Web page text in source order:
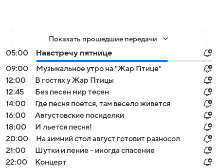
Показать прошедшие передачи
05:00
Навстречу пятнице
09:00
Музыкальное утро на "Жар Птице"
12:00
В гостях у Жар Птицы
12:45
Без песен мир тесен
14:00
Где песня поется, там весело живется
16:00
Августовские посиделки
18:00
И льется песня!
20:00
На зимний стол август готовит разносол
21:00
Шутки и пение - иногда спасение
22:00
Концерт